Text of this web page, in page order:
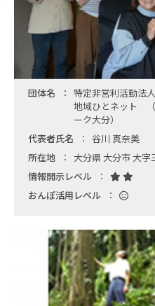
団体名
特定非営利活動法人
地域ひとネット
ーク大分）
代表者氏名
谷川 真奈美
所在地
大分県 大分市 大字
情報開示レベル
おんぽ活用レベル